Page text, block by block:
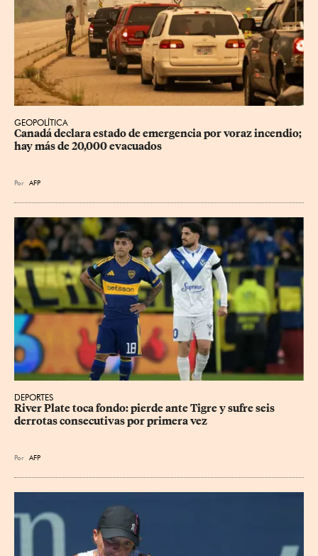
GEOPOLÍTICA
Canadá declara estado de emergencia por voraz incendio;
hay más de 20,000 evacuados
Por AFP
DEPORTES
River Plate toca fondo: pierde ante Tigre y sufre seis
derrotas consecutivas por primera vez
Por AFP